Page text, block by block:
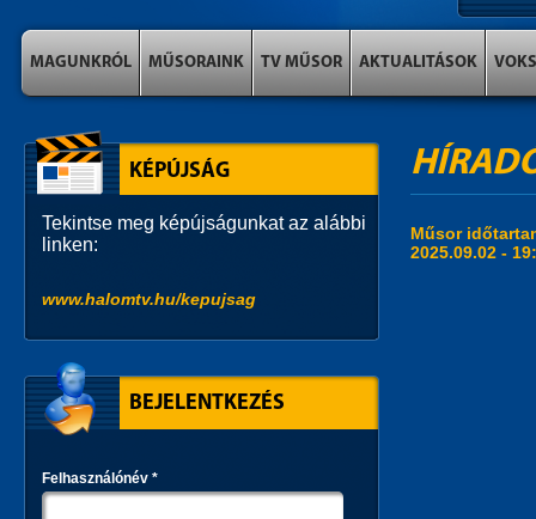
MAGUNKRÓL MŰSORAINK TV MŰSOR AKTUALITÁSOK VOKS
Műsor
2025.09.02 -
KÉPÚJSÁG
Tekintse meg képújságunkat az alábbi
linken:
www.halomtv.hu/kepujsag
BEJELENTKEZÉS
Felhasználónév *